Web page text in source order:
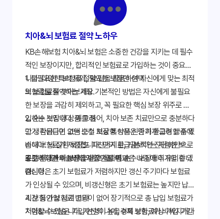
은 전신 질환에 영향을 미치기도 합니다.
치아&뇌 보험료 절약 노하우
KB손해보험 치아&뇌 보험은 소중한 건강을 지키는 데 필수
적인 보장이지만, 합리적인 보험료로 가입하는 것이 중요합
니다. 다양한 보험료 절약 팁을 활용하여 자신에게 맞는 최적
의 보험료를 찾아보세요.
1. 불필요한 특약 제외, 필요한 보장만 선택
보험료를 절약하는 가장 기본적인 방법은 자신에게 불필요
한 보장을 과감히 제외하고, 꼭 필요한 핵심 보장 위주로 가
입하는 것입니다. 예를 들어, 치아 보존 치료만으로 충분하다
고 생각된다면 고액 보철 치료 특약은 신중하게 고려할 수 있
습니다. 뇌 질환 보장도 마찬가지로, 기본적인 진단비만으로
충분하다면 수술비나 재활 치료 특약은 나중에 추가할 수 있
습니다.
2. 순수 보장형 상품 고려
만기 환급금이 없는 순수 보장형 상품은 만기 환급형 상품에
비해 보험료가 저렴합니다. 만기 환급금보다는 저렴한 보험
료로 최대한의 보장을 받고 싶다면 순수 보장형이 유리합니
다.
3. 갱신형과 비갱신형의 장단점 비교
갱신형은 초기 보험료가 저렴하지만 갱신 주기마다 보험료
가 인상될 수 있으며, 비갱신형은 초기 보험료는 높지만 납입
기간 동안 보험료 변동이 없어 장기적으로 총 납입 보험료가
저렴할 수 있습니다. 자신의 나이, 경제 상황, 예상 가입 기간
4. 보험 가입 시기 고려
치아&뇌 보험은 가입 연령이 높을수록 보험료가 비싸지거나